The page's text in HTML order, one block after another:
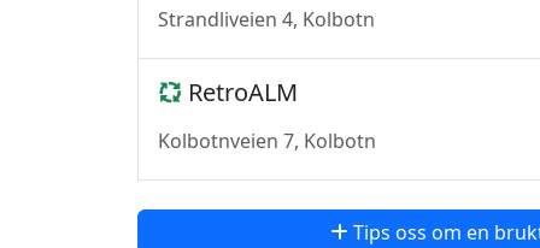
Strandliveien 4, Kolbotn
RetroALM
Kolbotnveien 7, Kolbotn
Tips oss om en